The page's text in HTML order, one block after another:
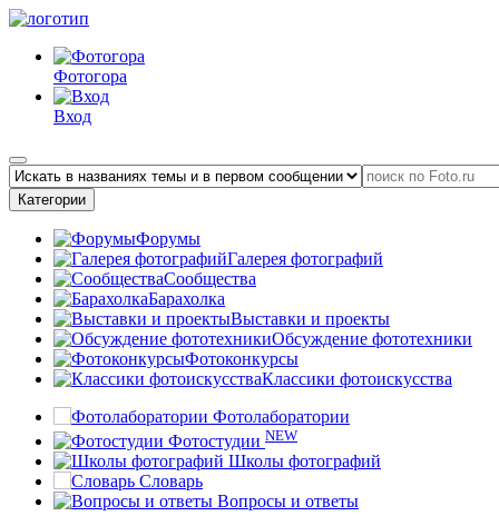
Фотогора
Вход
Категории
Форумы
Галерея фотографий
Сообщества
Барахолка
Выставки и проекты
Обсуждение фототехники
Фотоконкурсы
Классики фотоискусства
Фотолаборатории
Фотостудии NEW
Школы фотографий
Словарь
Вопросы и ответы